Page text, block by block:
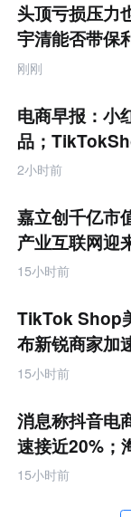
头顶亏损压力
宇清能否带保
刚刚
电商早报：小
品；
2小时前
嘉立创千亿
产业互联网迎
业互联网周报
15小时前
TikTok Shop
布新锐商家加
Q2营收同增
15小时前
消息称抖音电
速接近20%；
MCP能力丨零
15小时前